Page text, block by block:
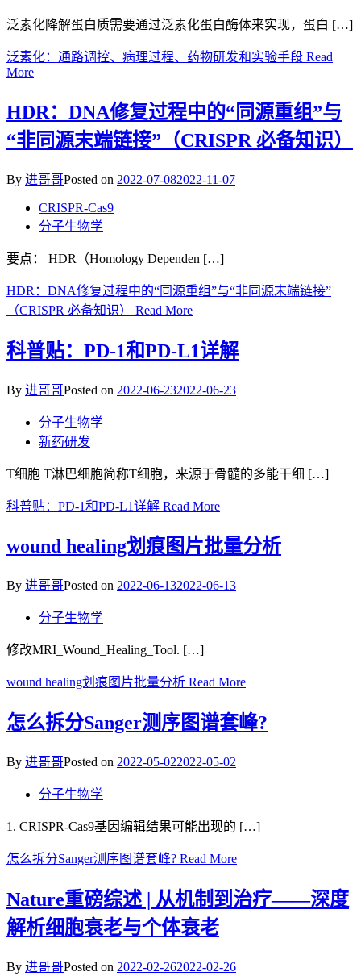
泛素化降解蛋白质需要通过泛素化蛋白酶体来实现，蛋白 […]
泛素化：通路调控、病理过程、药物研发和实验手段 Read
More
HDR：DNA修复过程中的“同源重组”与
“非同源末端链接”（CRISPR 必备知识）
By 进哥哥Posted on 2022-07-082022-11-07
CRISPR-Cas9
分子生物学
要点： HDR（Homology Dependen […]
HDR：DNA修复过程中的“同源重组”与“非同源末端链接”
（CRISPR 必备知识）
Read More
科普贴：PD-1和PD-L1详解
By 进哥哥Posted on 2022-06-232022-06-23
分子生物学
新药研发
T细胞 T淋巴细胞简称T细胞，来源于骨髓的多能干细 […]
科普贴：PD-1和PD-L1详解 Read More
wound healing划痕图片批量分析
By 进哥哥Posted on 2022-06-132022-06-13
分子生物学
修改MRI_Wound_Healing_Tool. […]
wound healing划痕图片批量分析 Read More
怎么拆分Sanger测序图谱套峰?
By 进哥哥Posted on 2022-05-022022-05-02
分子生物学
1. CRISPR-Cas9基因编辑结果可能出现的 […]
怎么拆分Sanger测序图谱套峰? Read More
Nature重磅综述 | 从机制到治疗——深度
解析细胞衰老与个体衰老
By 进哥哥Posted on 2022-02-262022-02-26